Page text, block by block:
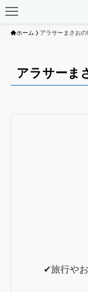
ホーム アラサーまさお
アラサーま
✔︎旅行や